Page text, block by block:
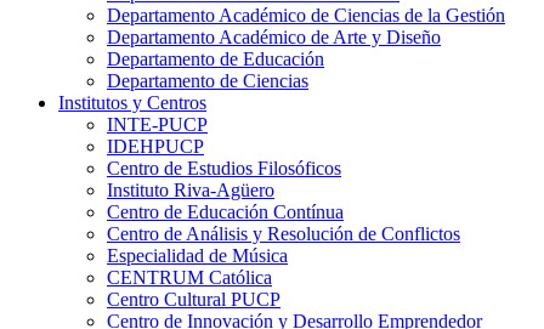
Departamento Académico de Ciencias de la Gestión
Departamento Académico de Arte y Diseño
Departamento de Educación
Departamento de Ciencias
Institutos y Centros
INTE-PUCP
IDEHPUCP
Centro de Estudios Filosóficos
Instituto Riva-Agüero
Centro de Educación Contínua
Centro de Análisis y Resolución de Conflictos
Especialidad de Música
CENTRUM Católica
Centro Cultural PUCP
Centro de Innovación y Desarrollo Emprendedor